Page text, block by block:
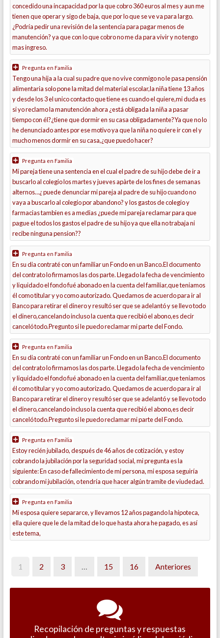
concedido una incapacidad por la que cobro 360 euros al mes y aun me
tienen que operar y sigo de baja, que por lo que se ve va para largo.
¿Podría pedir una revisión de la sentencia para pagar menos de
manutención? ya que con lo que cobro no me da para vivir y no tengo
mas ingreso.
Pregunta en Familia
Tengo una hija a la cual su padre que no vive conmigo no le pasa pensión
alimentaria solo pone la mitad del material escolar,la niña tiene 13 años
y desde los 3 el unico contacto que tiene es cuando el quiere,mi duda es
si yo reclamo la manutención ahora ¿está obligada la niña a pasar
tiempo con él?¿tiene que dormir en su casa obligadamente?Ya que no lo
he denunciado antes por ese motivo ya que la niña no quiere ir con el y
mucho menos dormir en su casa,¿que puedo hacer?
Pregunta en Familia
Mi pareja tiene una sentencia en el cual el padre de su hijo debe de ir a
buscarlo al colegio los martes y jueves apàrte de los fines de semanas
alternos…¿ puede denunciar mi pareja al padre de su hijo cuando no
vaya a buscarlo al colegio por abandono? y los gastos de colegio y
farmacias tambien es a medias ¿puede mi pareja reclamar para que
pague el todos los gastos el padre de su hijo ya que ella no trabaja ni
recibe ninguna pension??
Pregunta en Familia
En su dia contraté con un familiar un Fondo en un Banco.El documento
del contrato lo firmamos las dos parte. Llegado la fecha de vencimiento
y liquidado el fondo fué abonado en la cuenta del familiar,que teniamos
él como titular y yo como autorizado. Quedamos de acuerdo para ir al
Banco para retirar el dinero y resultó ser que se adelantó y se llevo todo
el dinero,cancelando incluso la cuenta que recibió el abono,es decir
canceló todo.Pregunto si le puedo reclamar mi parte del Fondo.
Pregunta en Familia
En su dia contraté con un familiar un Fondo en un Banco.El documento
del contrato lo firmamos las dos parte. Llegado la fecha de vencimiento
y liquidado el fondo fué abonado en la cuenta del familiar,que teniamos
él como titular y yo como autorizado. Quedamos de acuerdo para ir al
Banco para retirar el dinero y resultó ser que se adelantó y se llevo todo
el dinero,cancelando incluso la cuenta que recibió el abono,es decir
canceló todo.Pregunto si le puedo reclamar mi parte del Fondo.
Pregunta en Familia
Estoy recién jubilado, después de 46 años de cotización, y estoy
cobrando la jubilación por la seguridad social, mi pregunta es la
siguiente: En caso de fallecimiento de mi persona, mi esposa seguiría
cobrando mi jubilación, o tendría que hacer algún tramite de viudedad.
Pregunta en Familia
Mi esposa quiere separarce, y llevamos 12 años pagando la hipoteca,
ella quiere que le de la mitad de lo que hasta ahora he pagado, es así
este tema,
1 2 3 15 16 Anteriores
Recopilación de preguntas y respuestas